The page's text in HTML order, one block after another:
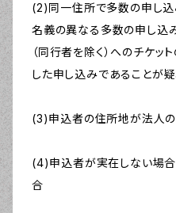
(2)同一住所で多数の申し込
名義の異なる多数の申し込
（同行者を除く）へのチケ
した申し込みであることが
(3)申込者の住所地が法人
(4)申込者が実在しない場
合